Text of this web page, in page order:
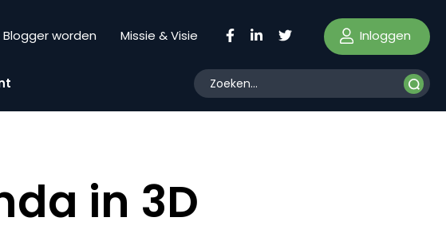
Blogger worden Missie & Visie Inloggen
in 3D